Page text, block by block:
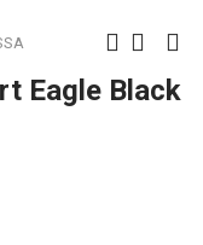
Eagle Black